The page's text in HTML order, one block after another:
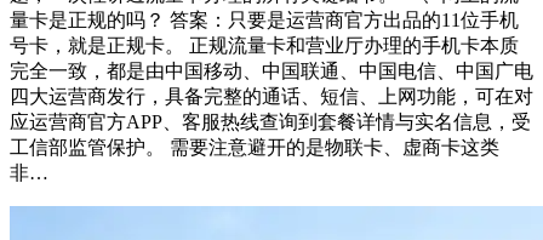
量卡是正规的吗？ 答案：只要是运营商官方出品的11位手机
号卡，就是正规卡。 正规流量卡和营业厅办理的手机卡本质
完全一致，都是由中国移动、中国联通、中国电信、中国广电
四大运营商发行，具备完整的通话、短信、上网功能，可在对
应运营商官方APP、客服热线查询到套餐详情与实名信息，受
工信部监管保护。 需要注意避开的是物联卡、虚商卡这类
非…